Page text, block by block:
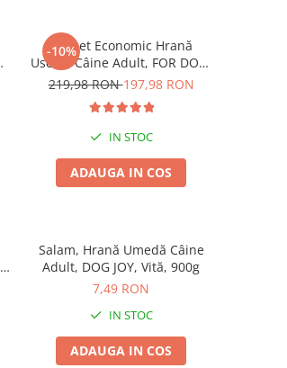
-10%
Pachet Economic Hrană
Uscată Câine Adult, FOR DOG,
Talie Mică, Pasăre, 10kg
219,98 RON197,98 RON
IN STOC
ADAUGA IN COS
Salam, Hrană Umedă Câine
Adult, DOG JOY, Vită, 900g
7,49 RON
IN STOC
ADAUGA IN COS